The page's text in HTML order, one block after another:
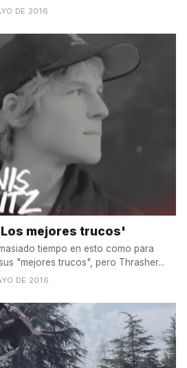
DE 2016
mejores trucos'
tiempo en esto como para
"mejores trucos", pero Thrasher...
DE 2016